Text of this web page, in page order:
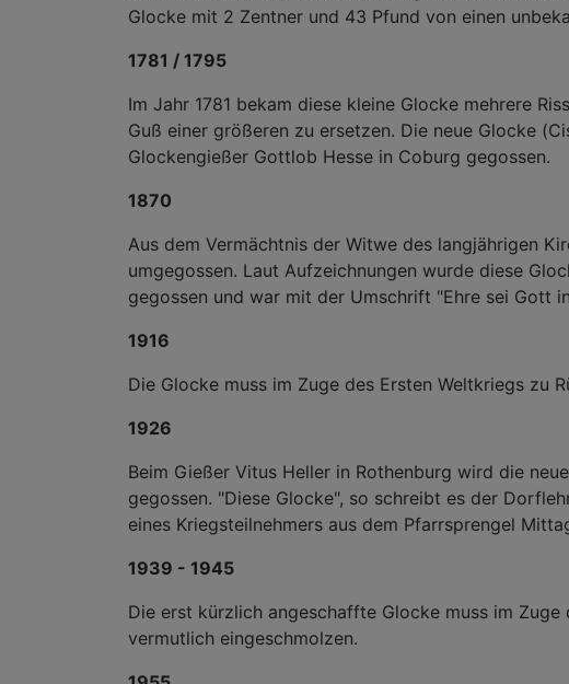
Glocke mit 2 Zentner und 43 Pfund von einen
1781 / 1795
Im Jahr 1781 bekam diese kleine Glocke mehrere
Guß einer größeren zu ersetzen. Die neue Glocke
Glockengießer Gottlob Hesse in Coburg gegossen.
1870
Aus dem Vermächtnis der Witwe des langjährigen
umgegossen. Laut Aufzeichnungen wurde diese
gegossen und war mit der Umschrift "Ehre sei Gott
1916
Die Glocke muss im Zuge des Ersten Weltkriegs zu
1926
Beim Gießer Vitus Heller in Rothenburg wird die
gegossen. "Diese Glocke", so schreibt es der
eines Kriegsteilnehmers aus dem Pfarrsprengel
1939 - 1945
Die erst kürzlich angeschaffte Glocke muss im
vermutlich eingeschmolzen.